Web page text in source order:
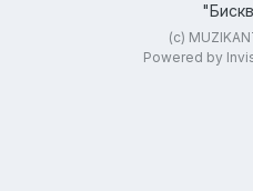
(c)
Powered by